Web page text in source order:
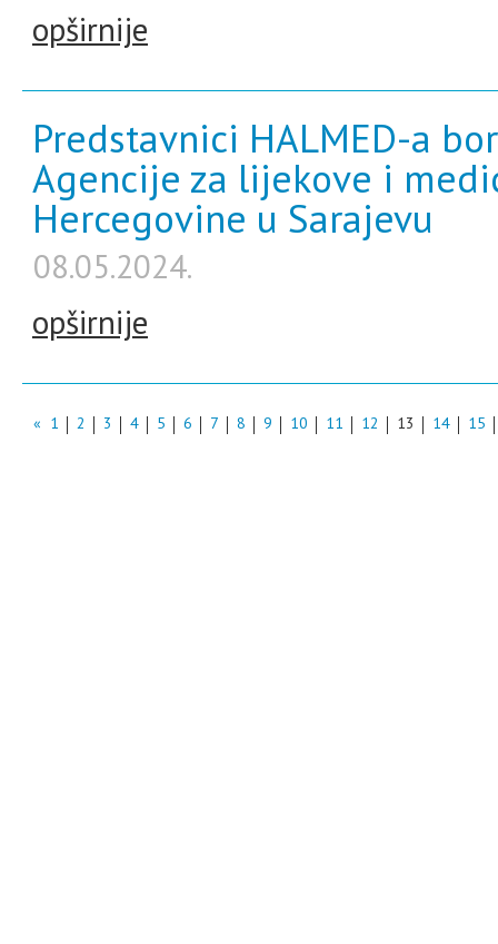
opširnije
Predstavnici HALMED-a
Agencije za lijekove i
Hercegovine u Sarajevu
08.05.2024.
opširnije
« 1 2 3 4 5 6 7 8 9 10 11 12 13 14 15